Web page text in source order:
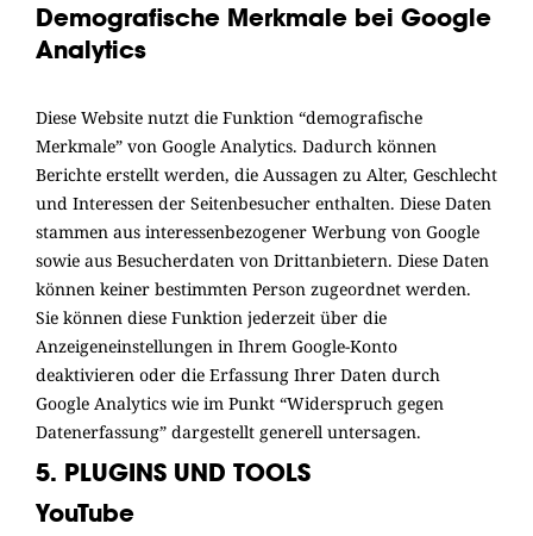
Demografische Merkmale bei Google
Analytics
Diese Website nutzt die Funktion “demografische
Merkmale” von Google Analytics. Dadurch können
Berichte erstellt werden, die Aussagen zu Alter, Geschlecht
und Interessen der Seitenbesucher enthalten. Diese Daten
stammen aus interessenbezogener Werbung von Google
sowie aus Besucherdaten von Drittanbietern. Diese Daten
können keiner bestimmten Person zugeordnet werden.
Sie können diese Funktion jederzeit über die
Anzeigeneinstellungen in Ihrem Google-Konto
deaktivieren oder die Erfassung Ihrer Daten durch
Google Analytics wie im Punkt “Widerspruch gegen
Datenerfassung” dargestellt generell untersagen.
5. PLUGINS UND TOOLS
YouTube